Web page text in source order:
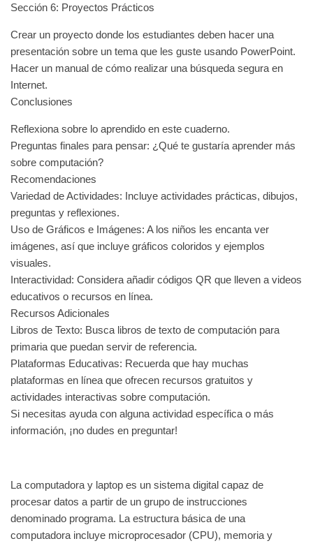
Sección 6: Proyectos Prácticos
Crear un proyecto donde los estudiantes deben hacer una
presentación sobre un tema que les guste usando PowerPoint.
Hacer un manual de cómo realizar una búsqueda segura en
Internet.
Conclusiones
Reflexiona sobre lo aprendido en este cuaderno.
Preguntas finales para pensar: ¿Qué te gustaría aprender más
sobre computación?
Recomendaciones
Variedad de Actividades: Incluye actividades prácticas, dibujos,
preguntas y reflexiones.
Uso de Gráficos e Imágenes: A los niños les encanta ver
imágenes, así que incluye gráficos coloridos y ejemplos
visuales.
Interactividad: Considera añadir códigos QR que lleven a videos
educativos o recursos en línea.
Recursos Adicionales
Libros de Texto: Busca libros de texto de computación para
primaria que puedan servir de referencia.
Plataformas Educativas: Recuerda que hay muchas
plataformas en línea que ofrecen recursos gratuitos y
actividades interactivas sobre computación.
Si necesitas ayuda con alguna actividad específica o más
información, ¡no dudes en preguntar!
La computadora y laptop es un sistema digital capaz de
procesar datos a partir de un grupo de instrucciones
denominado programa. La estructura básica de una
computadora incluye microprocesador (CPU), memoria y